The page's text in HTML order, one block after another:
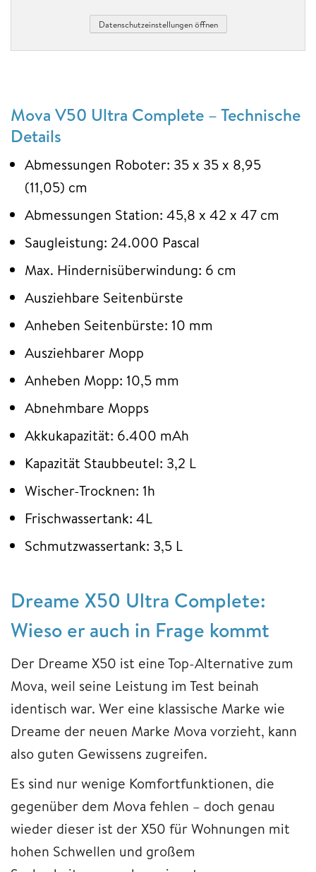
Datenschutzeinstellungen öffnen
Mova V50 Ultra Complete – Technische
Details
Abmessungen Roboter: 35 x 35 x 8,95
(11,05) cm
Abmessungen Station: 45,8 x 42 x 47 cm
Saugleistung: 24.000 Pascal
Max. Hindernisüberwindung: 6 cm
Ausziehbare Seitenbürste
Anheben Seitenbürste: 10 mm
Ausziehbarer Mopp
Anheben Mopp: 10,5 mm
Abnehmbare Mopps
Akkukapazität: 6.400 mAh
Kapazität Staubbeutel: 3,2 L
Wischer-Trocknen: 1h
Frischwassertank: 4L
Schmutzwassertank: 3,5 L
Dreame X50 Ultra Complete:
Wieso er auch in Frage kommt
Der Dreame X50 ist eine Top-Alternative zum
Mova, weil seine Leistung im Test beinah
identisch war. Wer eine klassische Marke wie
Dreame der neuen Marke Mova vorzieht, kann
also guten Gewissens zugreifen.
Es sind nur wenige Komfortfunktionen, die
gegenüber dem Mova fehlen – doch genau
wieder dieser ist der X50 für Wohnungen mit
hohen Schwellen und großem